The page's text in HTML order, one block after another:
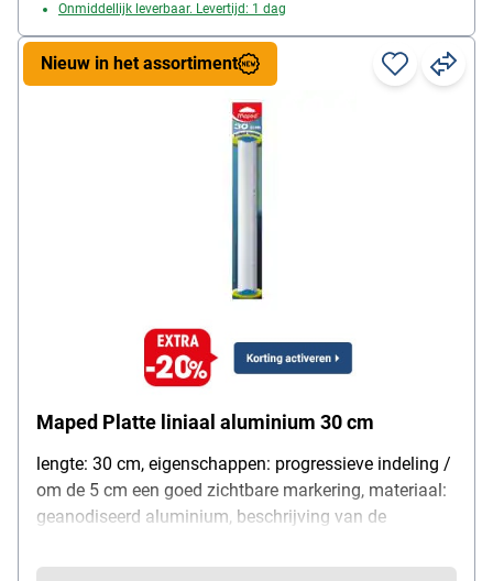
Onmiddellijk leverbaar. Levertijd: 1 dag
Maped Platte liniaal aluminium 30 cm
lengte: 30 cm, eigenschappen: progressieve indeling /
om de 5 cm een goed zichtbare markering, materiaal:
geanodiseerd aluminium, beschrijving van de
ter bescherming van de randen en voor geluidsisolatie,
Nieuw in het assortiment